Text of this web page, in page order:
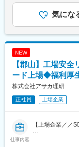
・少数精鋭組織
・転勤を伴わず
福島県郡山市に
業とするスタン
まだリサイクル
境保全や資源の
業」に選定され
力と、EV・スマ
変更の範囲：会
・管理システム
・台車などを使
■配属組織
貴金属製造部 製
・課長：1名
・メンバー：8名
りとご説明差し
考を通じて上下
めた表記です。
気にな
NEW
【郡山】工場安
ード上場◆福利厚
株式会社アサカ理研
正社員 上場企業
仕事内容
【上場企業／／